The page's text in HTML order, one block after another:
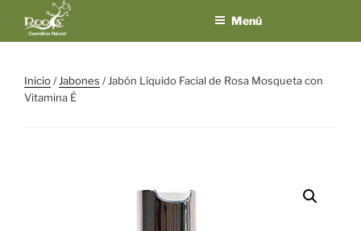
COSMÉTICA
NATURAL
solo producto
Menú
Inicio/ Jabones / Jabón Líquido Facial de Rosa Mosqueta con
Vitamina É